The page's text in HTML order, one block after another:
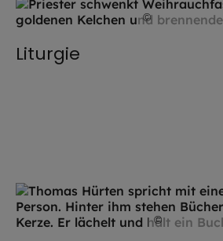
© Robert
Liturgie
© Hendrik